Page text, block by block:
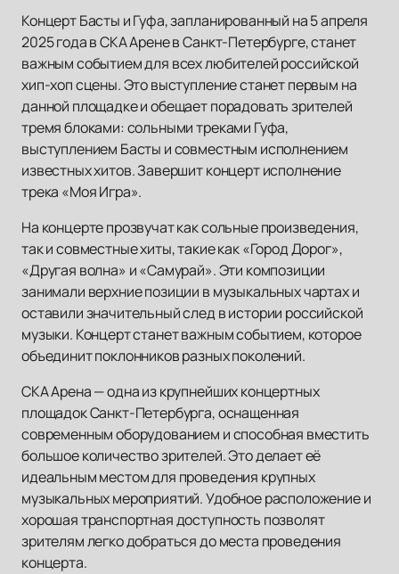
Концерт Басты и Гуфа, запланированный на 5 апреля
2025 года в СКА Арене в Санкт-Петербурге, станет
важным событием для всех любителей российской
хип-хоп сцены. Это выступление станет первым на
данной площадке и обещает порадовать зрителей
тремя блоками: сольными треками Гуфа,
выступлением Басты и совместным исполнением
известных хитов. Завершит концерт исполнение
трека «Моя Игра».
На концерте прозвучат как сольные произведения,
так и совместные хиты, такие как «Город Дорог»,
«Другая волна» и «Самурай». Эти композиции
занимали верхние позиции в музыкальных чартах и
оставили значительный след в истории российской
музыки. Концерт станет важным событием, которое
объединит поклонников разных поколений.
СКА Арена — одна из крупнейших концертных
площадок Санкт-Петербурга, оснащенная
современным оборудованием и способная вместить
большое количество зрителей. Это делает её
идеальным местом для проведения крупных
музыкальных мероприятий. Удобное расположение и
хорошая транспортная доступность позволят
зрителям легко добраться до места проведения
концерта.